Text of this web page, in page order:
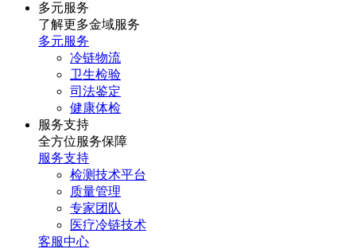
多元服务
了解更多金域服务
多元服务
冷链物流
卫生检验
司法鉴定
健康体检
服务支持
全方位服务保障
服务支持
检测技术平台
质量管理
专家团队
医疗冷链技术
客服中心